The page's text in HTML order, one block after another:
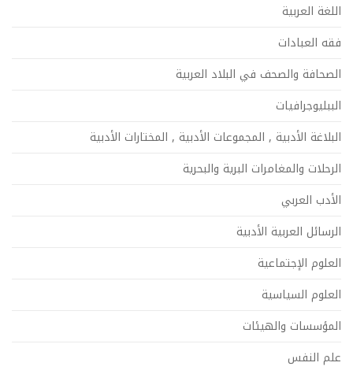
اللغة العربية
فقه العبادات
الصحافة والصحف في البلاد العربية
الببليوجرافيات
البلاغة الأدبية , المجموعات الأدبية , المختارات الأدبية
الرحلات والمغامرات البرية والبحرية
الأدب العربي
الرسائل العربية الأدبية
العلوم الإجتماعية
العلوم السياسية
المؤسسات والهيئات
علم النفس